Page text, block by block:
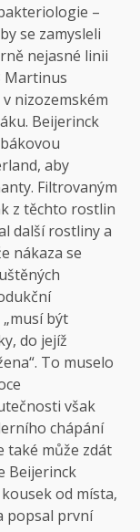
–
se zamysleli
nejasné linii
Martinus
nizozemském
Beijerinck
aby
Filtrovaným
z těchto rostlin
další rostliny a
nákaza se
být
do jejíž
To muselo
však
chápání
také může zdát
Beijerinck
od místa,
popsal první